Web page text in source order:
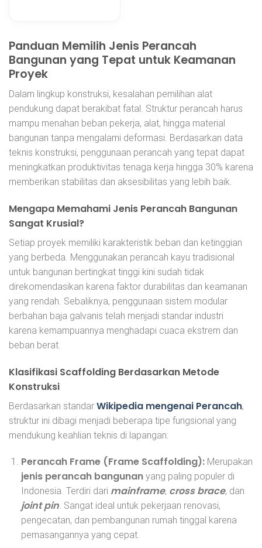
Panduan Memilih Jenis Perancah
Bangunan yang Tepat untuk Keamanan
Proyek
Dalam lingkup konstruksi, kesalahan pemilihan alat
pendukung dapat berakibat fatal. Struktur perancah harus
mampu menahan beban pekerja, alat, hingga material
bangunan tanpa mengalami deformasi. Berdasarkan data
teknis konstruksi, penggunaan perancah yang tepat dapat
meningkatkan produktivitas tenaga kerja hingga 30% karena
memberikan stabilitas dan aksesibilitas yang lebih baik.
Mengapa Memahami Jenis Perancah Bangunan
Sangat Krusial?
Setiap proyek memiliki karakteristik beban dan ketinggian
yang berbeda. Menggunakan perancah kayu tradisional
untuk bangunan bertingkat tinggi kini sudah tidak
direkomendasikan karena faktor durabilitas dan keamanan
yang rendah. Sebaliknya, penggunaan sistem modular
berbahan baja galvanis telah menjadi standar industri
karena kemampuannya menghadapi cuaca ekstrem dan
beban berat.
Klasifikasi Scaffolding Berdasarkan Metode
Konstruksi
Berdasarkan standar Wikipedia mengenai Perancah,
struktur ini dibagi menjadi beberapa tipe fungsional yang
mendukung keahlian teknis di lapangan:
Perancah Frame (Frame Scaffolding):Merupakan
jenis perancah bangunanyang paling populer di
Indonesia. Terdiri dari mainframe, cross brace, dan
joint pin. Sangat ideal untuk pekerjaan renovasi,
pengecatan, dan pembangunan rumah tinggal karena
pemasangannya yang cepat.